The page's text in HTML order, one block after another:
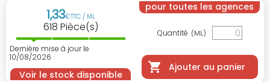
1,33€TTC / ML
618 Pièce(s)
Dernière mise à jour le
10/08/2026
Voir le stock disponible
pour toutes les agences
Quantité (ML)
Ajouter au panier